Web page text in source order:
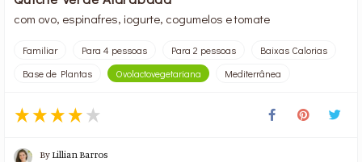
com ovo, espinafres, iogurte, cogumelos e tomate
Familiar Para 4 pessoas Para 2 pessoas
Baixas Calorias
Base de Plantas
Ovolactovegetariana Mediterrânea
ByLillian Barros